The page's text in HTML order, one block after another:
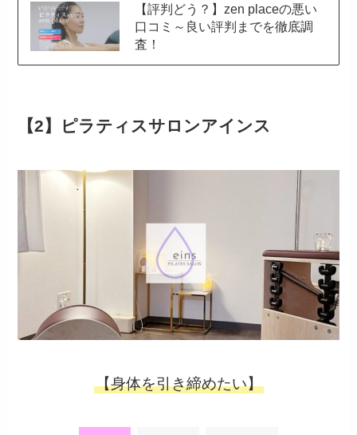
【評判どう？】zen placeの悪い
口コミ～良い評判までを徹底調
査！
【2】ピラティスサロンアインス
【身体を引き締めたい】